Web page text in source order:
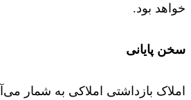
خواهد بود.
سخن پایانی
املاک بازداشتی املاکی به شمار